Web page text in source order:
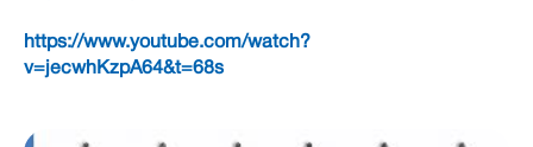
https://www.youtube.com/watch?
v=jecwhKzpA64&t=68s